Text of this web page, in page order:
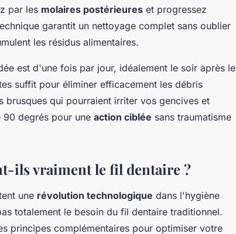
par les molaires postérieures et progressez
garantit un nettoyage complet sans oublier
les résidus alimentaires.
est d'une fois par jour, idéalement le soir après le
suffit pour éliminer efficacement les débris
brusques qui pourraient irriter vos gencives et
90 degrés pour une action ciblée sans traumatisme
ils vraiment le fil dentaire ?
une révolution technologique dans l'hygiène
totalement le besoin du fil dentaire traditionnel.
principes complémentaires pour optimiser votre